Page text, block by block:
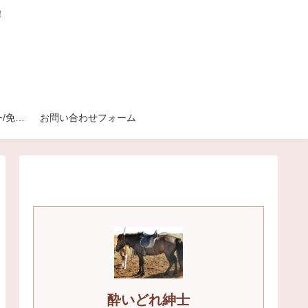
プライバシーポリシー/免責事項 お問い合わせフォーム
酔いどれ紳士